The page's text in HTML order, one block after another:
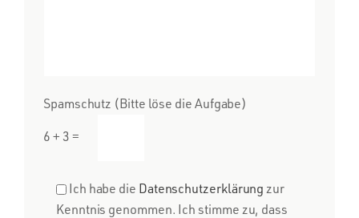
Spamschutz (Bitte löse die Aufgabe)
6 + 3 =
Ich habe die Datenschutzerklärung zur
Kenntnis genommen. Ich stimme zu, dass